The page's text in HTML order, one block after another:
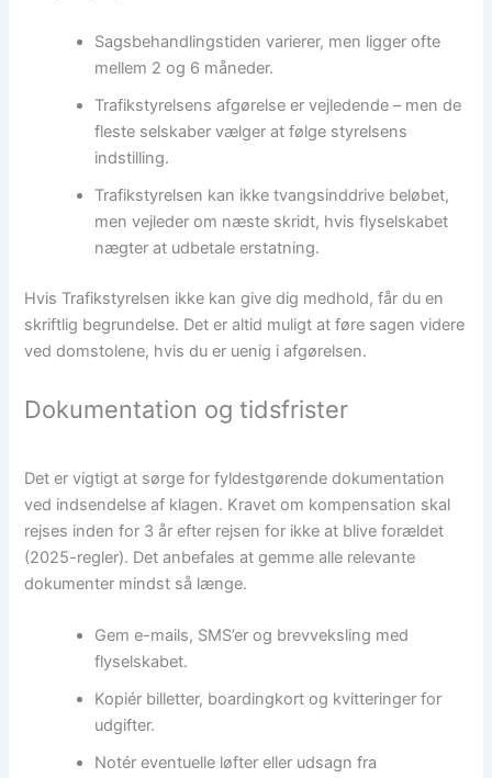
Sagsbehandlingstiden varierer, men ligger ofte
mellem 2 og 6 måneder.
Trafikstyrelsens afgørelse er vejledende – men de
fleste selskaber vælger at følge styrelsens
indstilling.
Trafikstyrelsen kan ikke tvangsinddrive beløbet,
men vejleder om næste skridt, hvis flyselskabet
nægter at udbetale erstatning.
Hvis Trafikstyrelsen ikke kan give dig medhold, får du en
skriftlig begrundelse. Det er altid muligt at føre sagen videre
ved domstolene, hvis du er uenig i afgørelsen.
Dokumentation og tidsfrister
Det er vigtigt at sørge for fyldestgørende dokumentation
ved indsendelse af klagen. Kravet om kompensation skal
rejses inden for 3 år efter rejsen for ikke at blive forældet
(2025-regler). Det anbefales at gemme alle relevante
dokumenter mindst så længe.
Gem e-mails, SMS’er og brevveksling med
flyselskabet.
Kopiér billetter, boardingkort og kvitteringer for
udgifter.
Notér eventuelle løfter eller udsagn fra